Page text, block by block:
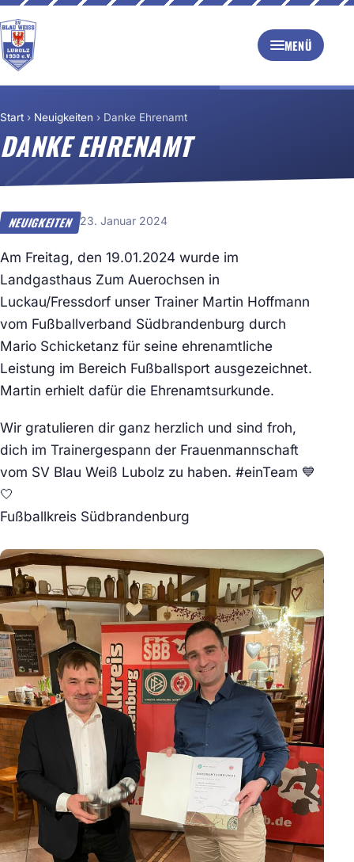
MENÜ
Start › Neuigkeiten › Danke Ehrenamt
DANKE EHRENAMT
NEUIGKEITEN 23. Januar 2024
Am Freitag, den 19.01.2024 wurde im
Landgasthaus Zum Auerochsen in
Luckau/Fressdorf unser Trainer Martin Hoffmann
vom Fußballverband Südbrandenburg durch
Mario Schicketanz für seine ehrenamtliche
Leistung im Bereich Fußballsport ausgezeichnet.
Martin erhielt dafür die Ehrenamtsurkunde.
Wir gratulieren dir ganz herzlich und sind froh,
dich im Trainergespann der Frauenmannschaft
vom SV Blau Weiß Lubolz zu haben. #einTeam 💙
🤍
Fußballkreis Südbrandenburg